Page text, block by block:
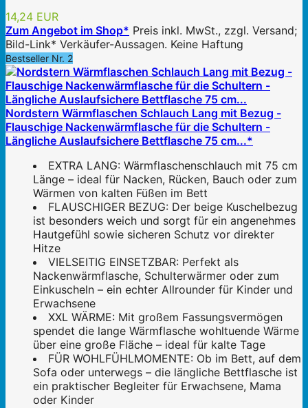
14,24 EUR
Zum Angebot im Shop* Preis inkl. MwSt., zzgl. Versand;
Bild-Link* Verkäufer-Aussagen. Keine Haftung
Bestseller Nr. 2
Nordstern Wärmflaschen Schlauch Lang mit Bezug -
Flauschige Nackenwärmflasche für die Schultern -
Längliche Auslaufsichere Bettflasche 75 cm...*
EXTRA LANG: Wärmflaschenschlauch mit 75 cm
Länge – ideal für Nacken, Rücken, Bauch oder zum
Wärmen von kalten Füßen im Bett
FLAUSCHIGER BEZUG: Der beige Kuschelbezug
ist besonders weich und sorgt für ein angenehmes
Hautgefühl sowie sicheren Schutz vor direkter
Hitze
VIELSEITIG EINSETZBAR: Perfekt als
Nackenwärmflasche, Schulterwärmer oder zum
Einkuscheln – ein echter Allrounder für Kinder und
Erwachsene
XXL WÄRME: Mit großem Fassungsvermögen
spendet die lange Wärmflasche wohltuende Wärme
über eine große Fläche – ideal für kalte Tage
FÜR WOHLFÜHLMOMENTE: Ob im Bett, auf dem
Sofa oder unterwegs – die längliche Bettflasche ist
ein praktischer Begleiter für Erwachsene, Mama
oder Kinder